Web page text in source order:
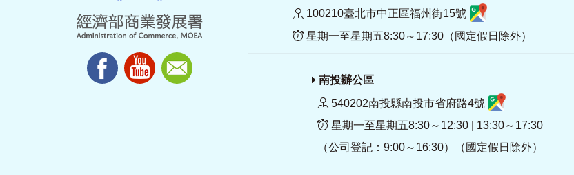
100210臺北市中正區福州街15號
星期一至星期五8:30～17:30（國定假日除外）
南投辦公區
540202南投縣南投市省府路4號
星期一至星期五8:30～12:30 | 13:30～17:30
（公司登記：9:00～16:30）（國定假日除外）